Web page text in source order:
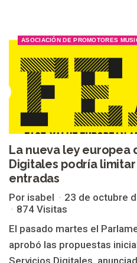
ASOCIACIÓN DE PROMOTORES
La nueva ley europea
Digitales podría
entradas
Por isabel
23 de octubre
874 Visitas
El pasado martes el
aprobó las propuestas
Servicios Digitales,